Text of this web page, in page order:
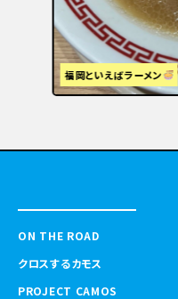
福岡といえばラーメン
ON THE ROAD
クロスするカモス
PROJECT CAMOS